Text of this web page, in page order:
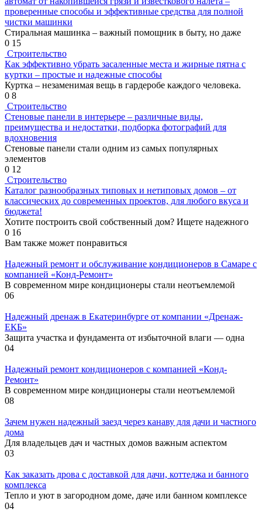
проверенные способы и эффективные средства для полной
чистки машинки
Стиральная машинка – важный помощник в быту, но даже
0 15
Строительство
Как эффективно убрать засаленные места и жирные пятна с
куртки – простые и надежные способы
Куртка – незаменимая вещь в гардеробе каждого человека.
0 8
Строительство
Стеновые панели в интерьере – различные виды,
преимущества и недостатки, подборка фотографий для
вдохновения
Стеновые панели стали одним из самых популярных
элементов
0 12
Строительство
Каталог разнообразных типовых и нетиповых домов – от
классических до современных проектов, для любого вкуса и
бюджета!
Хотите построить свой собственный дом? Ищете надежного
0 16
Вам также может понравиться
Надежный ремонт и обслуживание кондиционеров в Самаре с
компанией «Конд-Ремонт»
В современном мире кондиционеры стали неотъемлемой
06
Надежный дренаж в Екатеринбурге от компании «Дренаж-
ЕКБ»
Защита участка и фундамента от избыточной влаги — одна
04
Надежный ремонт кондиционеров с компанией «Конд-
Ремонт»
В современном мире кондиционеры стали неотъемлемой
08
Зачем нужен надежный заезд через канаву для дачи и частного
дома
Для владельцев дач и частных домов важным аспектом
03
Как заказать дрова с доставкой для дачи, коттеджа и банного
комплекса
Тепло и уют в загородном доме, даче или банном комплексе
04